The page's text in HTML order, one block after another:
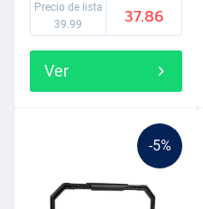
Precio de lista
39.99
37.86
Ver
-5%